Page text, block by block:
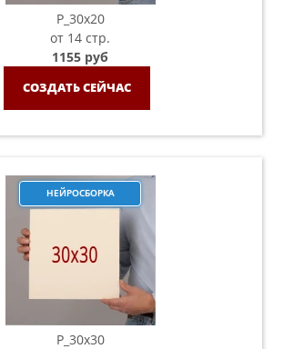
P_30х20
от 14 стр.
1155 руб
СОЗДАТЬ СЕЙЧАС
НЕЙРОСБОРКА
P_30х30